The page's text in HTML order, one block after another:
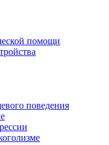
помощи
поведения